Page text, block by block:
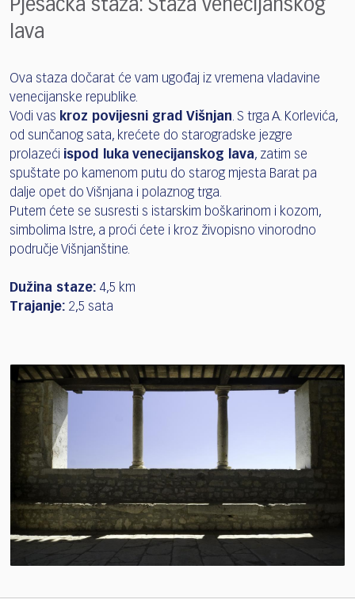
Pješačka staza: Staza venecijanskog
lava
Ova staza dočarat će vam ugođaj iz vremena vladavine
venecijanske republike.
Vodi vas kroz povijesni grad Višnjan. S trga A. Korlevića,
od sunčanog sata, krećete do starogradske jezgre
prolazeći
ispod luka venecijanskog lava, zatim se
spuštate po kamenom putu do starog mjesta Barat pa
dalje opet do Višnjana i polaznog trga.
Putem ćete se susresti s istarskim boškarinom i kozom,
simbolima Istre, a proći ćete i kroz živopisno vinorodno
područje Višnjanštine.
Dužina staze: 4,5 km
Trajanje: 2,5 sata